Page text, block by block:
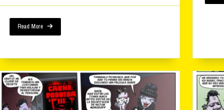
Read More